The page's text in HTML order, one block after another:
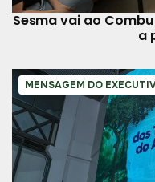
Sesma vai ao
a
MENSAGEM DO